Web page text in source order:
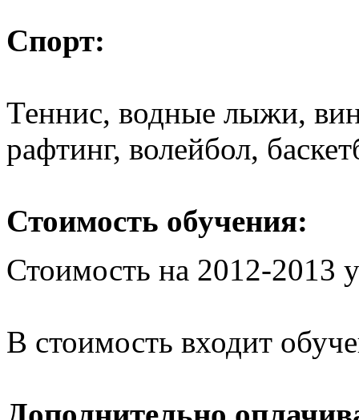
Спорт:
Теннис, водные лыжи,
рафтинг, волейбол,
Стоимость обучения:
Стоимость на 2012-2013
В стоимость входит